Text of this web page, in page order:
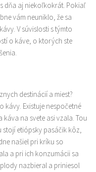
dňa aj niekoľkokrát. Pokiaľ
vám neuniklo, že sa
V súvislosti s týmto
o káve, o ktorých ste
destinácií a miest?
kávy. Existuje nespočetné
na svete asi vzala. Tou
etiópsky pasáčik kôz,
našiel pri kríku so
a pri ich konzumácii sa
nazbieral a priniesol